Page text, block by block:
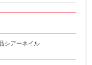
シアーネイル